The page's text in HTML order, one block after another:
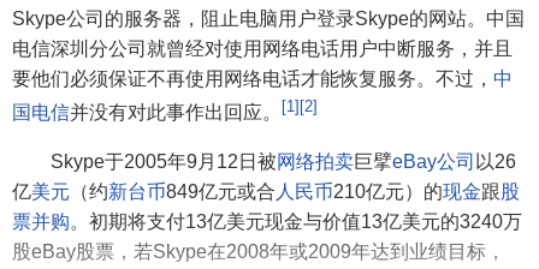
Skype公司的服务器，阻止电脑用户登录Skype的网站。中国
电信深圳分公司就曾经对使用网络电话用户中断服务，并且
要他们必须保证不再使用网络电话才能恢复服务。不过， 中
国电信并没有对此事作出回应。 [1][2]
Skype于2005年9月12日被网络拍卖巨擘eBay公司 以26
亿美元 （约新台币849亿元或合 人民币210亿元）的现金跟股
票并购。初期将支付13亿美元现金与价值13亿美元的3240万
股eBay股票，若Skype在2008年或2009年达到业绩目标，